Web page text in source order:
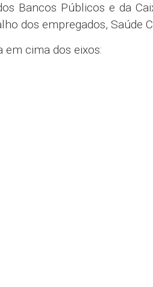
Bancos Públicos e da
dos empregados, Saúde
em cima dos eixos: